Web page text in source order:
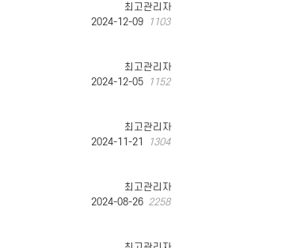
최고관리자
2024-12-09
1103
최고관리자
2024-12-05
1152
최고관리자
2024-11-21
1304
최고관리자
2024-08-26 2258